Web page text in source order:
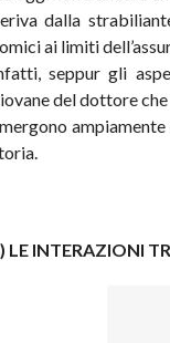
dalla
ai limiti
seppur gli
del dottore
LE INTERAZIONI